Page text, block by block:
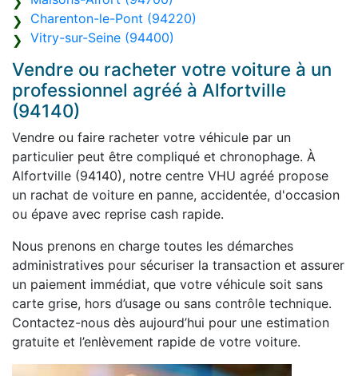
Charenton-le-Pont (94220)
Vitry-sur-Seine (94400)
Vendre ou racheter votre voiture à un
professionnel agréé à Alfortville
(94140)
Vendre ou faire racheter votre véhicule par un
particulier peut être compliqué et chronophage. À
Alfortville (94140), notre centre VHU agréé propose
un rachat de voiture en panne, accidentée, d'occasion
ou épave avec reprise cash rapide.
Nous prenons en charge toutes les démarches
administratives pour sécuriser la transaction et assurer
un paiement immédiat, que votre véhicule soit sans
carte grise, hors d’usage ou sans contrôle technique.
Contactez-nous dès aujourd’hui pour une estimation
gratuite et l’enlèvement rapide de votre voiture.